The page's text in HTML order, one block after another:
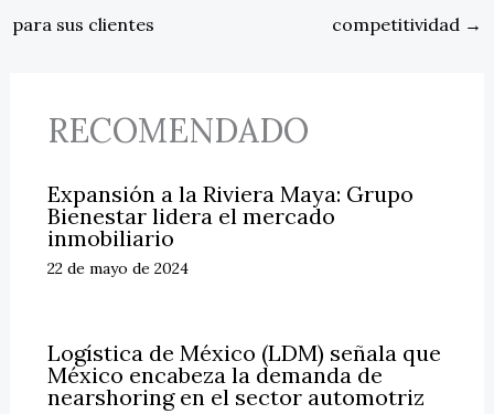
para sus clientes
competitividad →
RECOMENDADO
Expansión a la Riviera Maya: Grupo
Bienestar lidera el mercado
inmobiliario
22 de mayo de 2024
Logística de México (LDM) señala que
México encabeza la demanda de
nearshoring en el sector automotriz